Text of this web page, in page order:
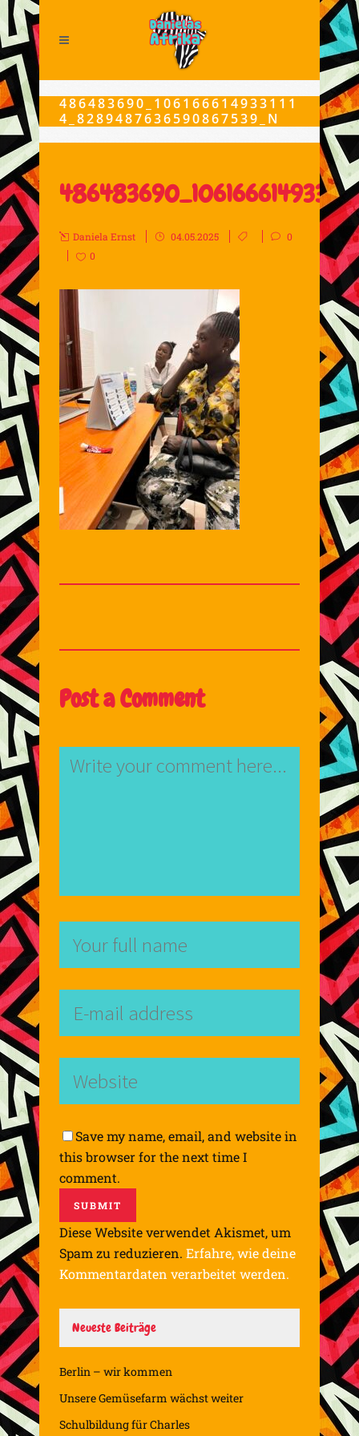
486483690_106166614933111
4_8289487636590867539_N
Daniela Ernst 04.05.2025
0
0
Post a Comment
Save my name, email, and website in
this browser for the next time I
comment.
Diese Website verwendet Akismet, um
Spam zu reduzieren. Erfahre, wie deine
Kommentardaten verarbeitet werden.
Neueste Beiträge
Berlin – wir kommen
Unsere Gemüsefarm wächst weiter
Schulbildung für Charles